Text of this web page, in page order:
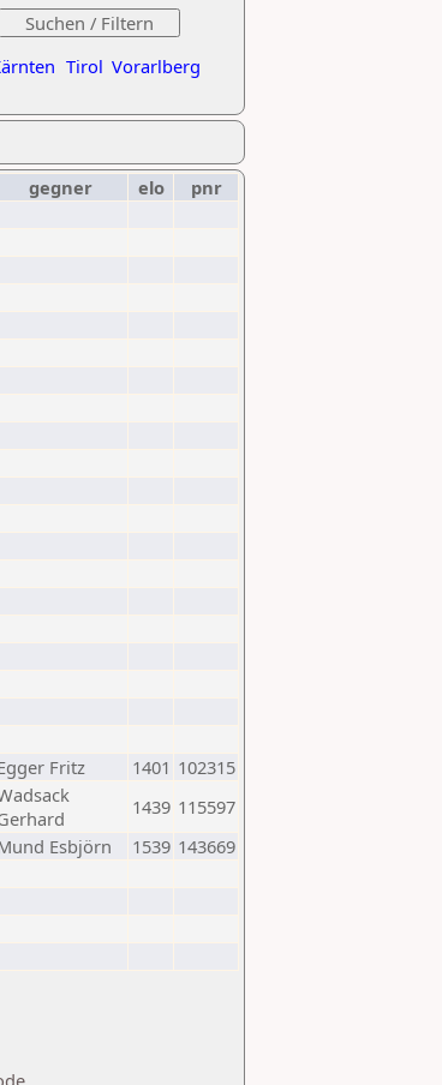
Tirol Vorarlberg
gegner elo
pnr
Fritz 1401 102315
1439 115597
Esbjörn 1539 143669